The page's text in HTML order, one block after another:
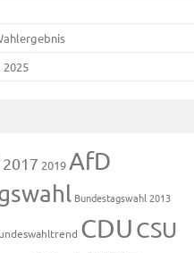
2017 2019AfD
Bundestagswahl 2013
CDUCSU